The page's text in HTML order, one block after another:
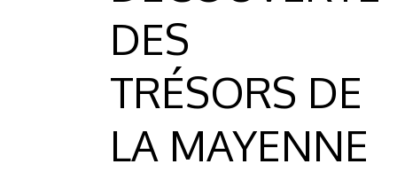
DES
TRÉSORS DE
LA MAYENNE